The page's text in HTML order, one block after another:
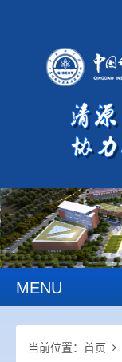
MENU
当前位置： 首页